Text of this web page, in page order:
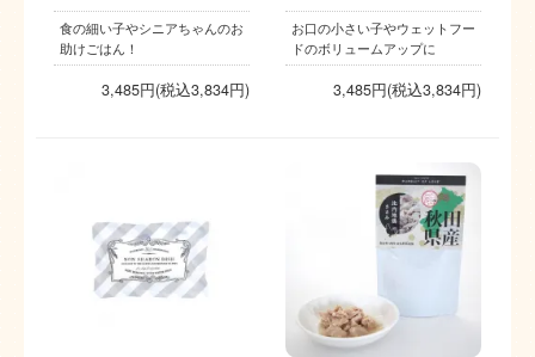
食の細い子やシニアちゃんのお
助けごはん！
3,485円(税込3,834円)
お口の小さい子やウェットフー
ドのボリュームアップに
3,485円(税込3,834円)